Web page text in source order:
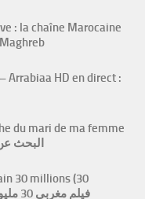
: la chaîne Marocaine
Arrabiaa HD en direct :
du mari de ma femme
البحث
30 millions (30
Melyoun) فيلم مغربي 30 مليون